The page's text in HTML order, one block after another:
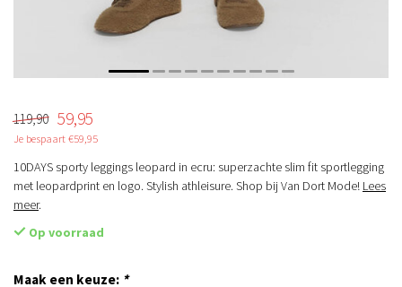
119,90 59,95
Je bespaart €59,95
10DAYS sporty leggings leopard in ecru: superzachte slim fit sportlegging
met leopardprint en logo. Stylish athleisure. Shop bij Van Dort Mode! Lees
meer.
Op voorraad
Maak een keuze: *